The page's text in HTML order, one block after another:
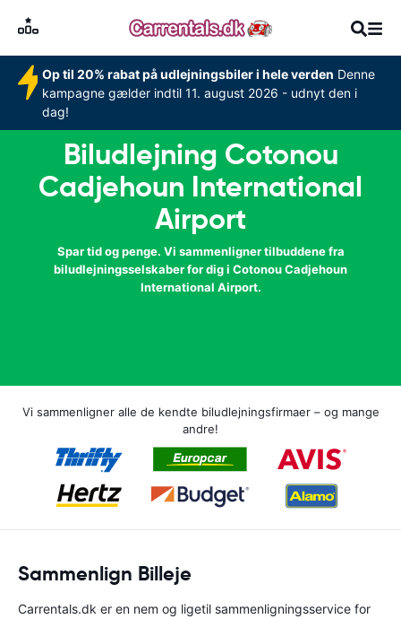
Op til 20% rabat på udlejningsbiler i hele verden Denne
kampagne gælder indtil 11. august 2026 - udnyt den i
dag!
Biludlejning Cotonou
Cadjehoun International
Airport
Spar tid og penge. Vi sammenligner tilbuddene fra
biludlejningsselskaber for dig i Cotonou Cadjehoun
International Airport.
Vi sammenligner alle de kendte biludlejningsfirmaer – og mange
andre!
Sammenlign Billeje
Carrentals.dk er en nem og ligetil sammenligningsservice for